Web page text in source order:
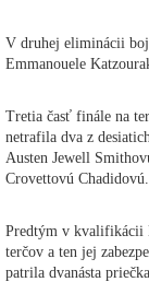
V druhej eliminácii
Emmanouele
Tretia časť finále na
netrafila dva z
Austen Jewell
Crovettovú Chadidovú.
Predtým v kvalifikácii
terčov a ten jej
patrila dvanásta